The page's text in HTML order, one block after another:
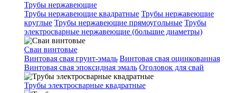
Трубы нержавеющие
Трубы нержавеющие квадратные Трубы нержавеющие
круглые Трубы нержавеющие прямоугольные Трубы
электросварные нержавеющие (большие диаметры)
Сваи винтовые
Винтовая свая грунт-эмаль Винтовая свая оцинкованная
Винтовая свая эпоксидная эмаль Оголовок для свай
Трубы электросварные квадратные